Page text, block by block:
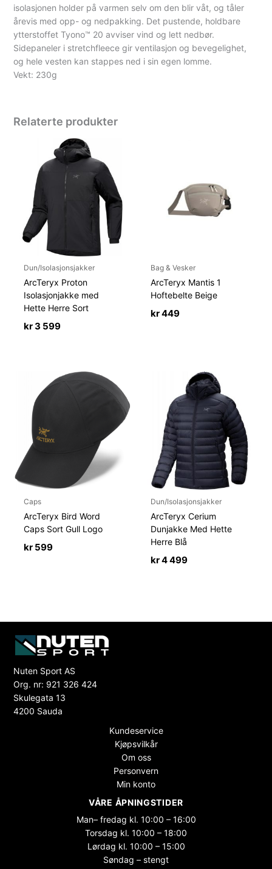
isolasjonen holder på varmen selv om den blir våt, og tåler
årevis med opp- og nedpakking. Det pustende, holdbare
ytterstoffet Tyono™ 20 avviser vind og lett nedbør.
Sidepaneler i stretchfleece gir ventilasjon og bevegelighet,
og hele vesten kan stappes ned i sin egen lomme.
Vekt: 230g
Relaterte produkter
Dun/Isolasjonsjakker
ArcTeryx Proton
Isolasjonjakke med
Hette Herre Sort
kr3 599
Bag & Vesker
ArcTeryx Mantis 1
Hoftebelte Beige
kr449
Caps
ArcTeryx Bird Word
Caps Sort Gull Logo
kr 599
Dun/Isolasjonsjakker
ArcTeryx Cerium
Dunjakke Med Hette
Herre Blå
kr4 499
Nuten Sport AS
Org. nr: 921 326 424
Skulegata 13
4200 Sauda
Kundeservice
Kjøpsvilkår
Om oss
Personvern
Min konto
VÅRE ÅPNINGSTIDER
Man– fredag kl. 10:00 – 16:00
Torsdag kl. 10:00 – 18:00
Lørdag kl. 10:00 – 15:00
Søndag – stengt